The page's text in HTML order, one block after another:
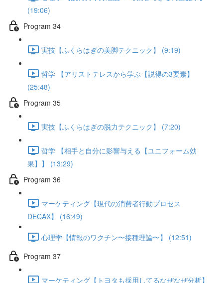
(19:06)
Program 34
実技【ふくらはぎの美脚テクニック】 (9:19)
哲学 【アリストテレスから学ぶ【説得の3要素】
(25:48)
Program 35
実技【ふくらはぎの脱力テクニック】 (7:20)
哲学 【相手と自分に影響与える【ユニフォーム効
果】】 (13:29)
Program 36
マーケティング【現代の消費者行動プロセス
DECAX】 (16:49)
心理学【情報のワクチン〜接種理論〜】 (12:51)
Program 37
マーケティング【トヨタも採用してるなぜなぜ分析】